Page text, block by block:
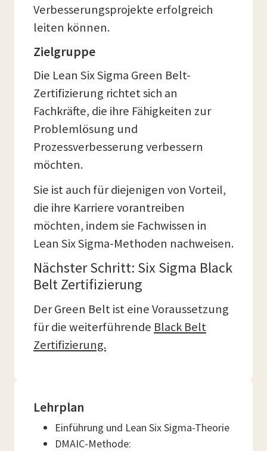
Verbesserungsprojekte erfolgreich
leiten können.
Zielgruppe
Die Lean Six Sigma Green Belt-
Zertifizierung richtet sich an
Fachkräfte, die ihre Fähigkeiten zur
Problemlösung und
Prozessverbesserung verbessern
möchten.
Sie ist auch für diejenigen von Vorteil,
die ihre Karriere vorantreiben
möchten, indem sie Fachwissen in
Lean Six Sigma-Methoden nachweisen.
Nächster Schritt: Six Sigma Black
Belt Zertifizierung
Der Green Belt ist eine Voraussetzung
für die weiterführende Black Belt
Zertifizierung.
Lehrplan
Einführung und Lean Six Sigma-Theorie
DMAIC-Methode: